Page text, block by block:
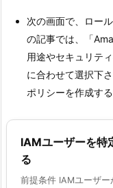
次の画面で、ロー
の記事では、「
用途やセキュリテ
に合わせて選択下
ポリシーを作成す
IAMユーザーを特
る
前提条件 IAMユーザ